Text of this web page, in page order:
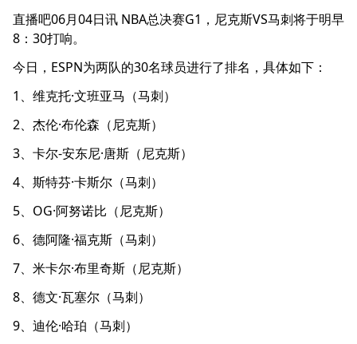
直播吧06月04日讯 NBA总决赛G1，尼克斯VS马刺将于明早
8：30打响。
今日，ESPN为两队的30名球员进行了排名，具体如下：
1、维克托·文班亚马（马刺）
2、杰伦·布伦森（尼克斯）
3、卡尔-安东尼·唐斯（尼克斯）
4、斯特芬·卡斯尔（马刺）
5、OG·阿努诺比（尼克斯）
6、德阿隆·福克斯（马刺）
7、米卡尔·布里奇斯（尼克斯）
8、德文·瓦塞尔（马刺）
9、迪伦·哈珀（马刺）